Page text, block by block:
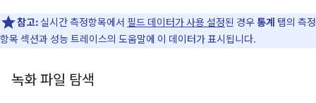
참고: 실시간 측정항목에서 필드 데이터가 사용 설정된 경우 통계 탭의 측정
항목 섹션과 성능 트레이스의 도움말에 이 데이터가 표시됩니다.
녹화 파일 탐색